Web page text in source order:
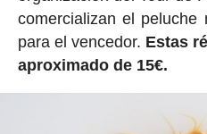
comercializan el
para el vencedor. Estas
aproximado de 15€.